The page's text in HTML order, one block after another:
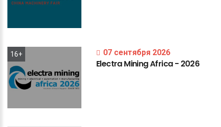
16+ 07 сентября 2026
ElectraMiningAfrica- 2026